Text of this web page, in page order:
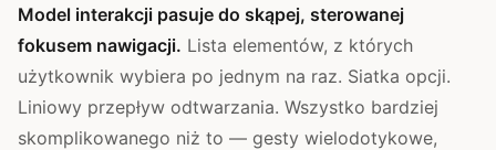
Model interakcji pasuje do skąpej, sterowanej
fokusem nawigacji. Lista elementów, z których
użytkownik wybiera po jednym na raz. Siatka opcji.
Liniowy przepływ odtwarzania. Wszystko bardziej
skomplikowanego niż to — gesty wielodotykowe,